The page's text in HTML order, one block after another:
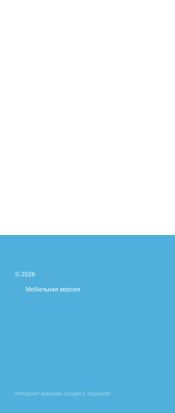
© 2026
Мобильная версия
Интернет-магазин создан с Хорошоп